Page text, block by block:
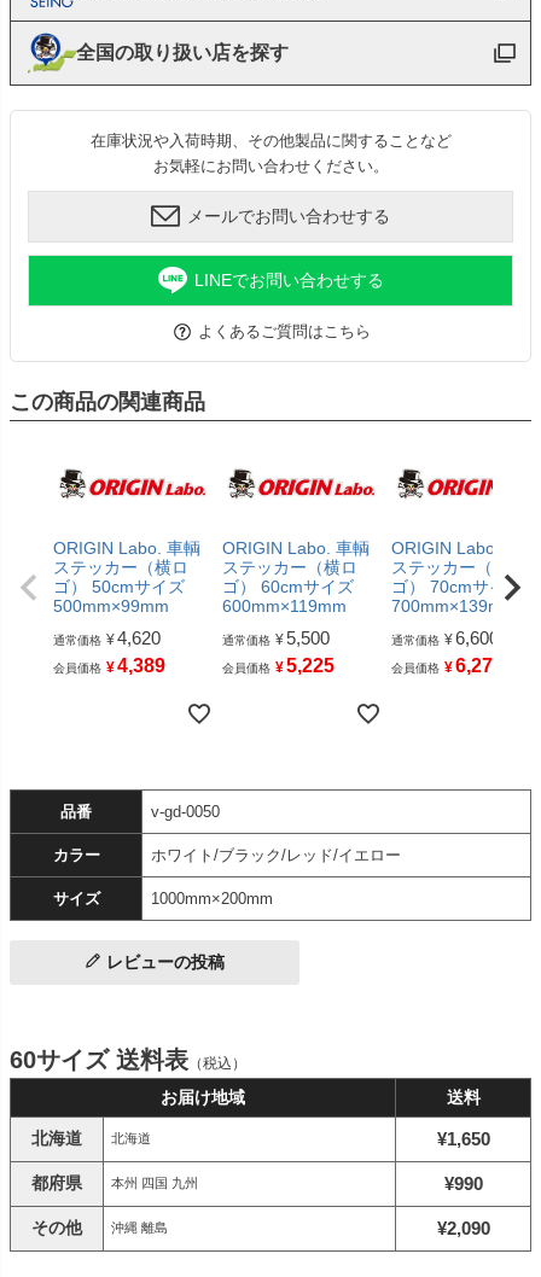
全国の取り扱い店を探す
在庫状況や入荷時期、その他製品に関することなど
お気軽にお問い合わせください。
メールでお問い合わせする
LINEでお問い合わせする
よくあるご質問はこちら
この商品の関連商品
ORIGIN Labo. 車輌
ステッカー（横ロ
ゴ） 50cmサイズ
500mm×99mm
通常価格 ¥4,620
会員価格 ¥4,389
ORIGIN Labo. 車輌
ステッカー（横ロ
ゴ） 60cmサイズ
600mm×119mm
通常価格 ¥5,500
会員価格 ¥5,225
ORIGIN Labo. 車輌
ステッカー（横ロ
ゴ） 70cmサイズ
700mm×139mm
通常価格 ¥6,600
会員価格 ¥6,270
品番 v-gd-0050
カラー ホワイト/ブラック/レッド/イエロー
サイズ 1000mm×200mm
レビューの投稿
60サイズ 送料表 （税込）
お届け地域 送料
北海道 北海道 ¥1,650
都府県 本州 四国 九州 ¥990
その他 沖縄 離島 ¥2,090